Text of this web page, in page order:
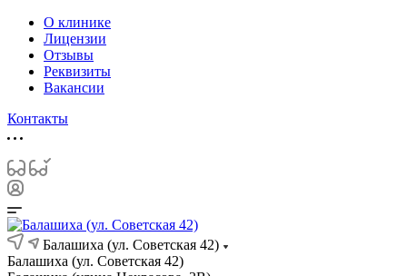
О клинике
Лицензии
Отзывы
Реквизиты
Вакансии
Контакты
Балашиха (ул. Советская 42)
Балашиха (ул. Советская 42)